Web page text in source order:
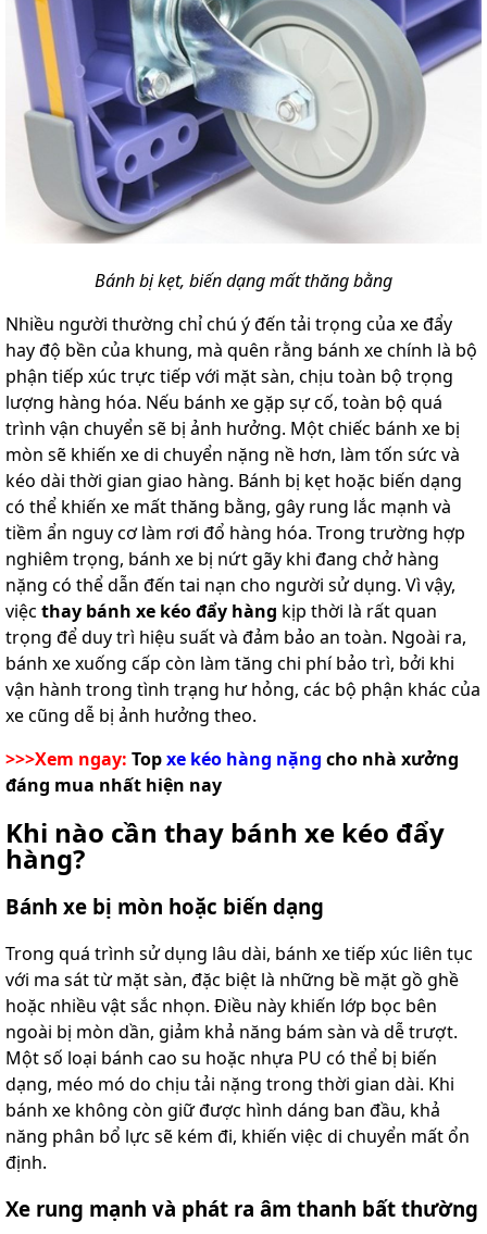
Bánh bị kẹt, biến dạng mất thăng bằng
Nhiều người thường chỉ chú ý đến tải trọng của xe đẩy
hay độ bền của khung, mà quên rằng bánh xe chính là bộ
phận tiếp xúc trực tiếp với mặt sàn, chịu toàn bộ trọng
lượng hàng hóa. Nếu bánh xe gặp sự cố, toàn bộ quá
trình vận chuyển sẽ bị ảnh hưởng. Một chiếc bánh xe bị
mòn sẽ khiến xe di chuyển nặng nề hơn, làm tốn sức và
kéo dài thời gian giao hàng. Bánh bị kẹt hoặc biến dạng
có thể khiến xe mất thăng bằng, gây rung lắc mạnh và
tiềm ẩn nguy cơ làm rơi đổ hàng hóa. Trong trường hợp
nghiêm trọng, bánh xe bị nứt gãy khi đang chở hàng
nặng có thể dẫn đến tai nạn cho người sử dụng. Vì vậy,
việc thay bánh xe kéo đẩy hàng kịp thời là rất quan
trọng để duy trì hiệu suất và đảm bảo an toàn. Ngoài ra,
bánh xe xuống cấp còn làm tăng chi phí bảo trì, bởi khi
vận hành trong tình trạng hư hỏng, các bộ phận khác của
xe cũng dễ bị ảnh hưởng theo.
>>>Xem ngay: Topxe kéo hàng nặng cho nhà xưởng
đáng mua nhất hiện nay
Khi nào cần thay bánh xe kéo đẩy
hàng?
Bánh xe bị mòn hoặc biến dạng
Trong quá trình sử dụng lâu dài, bánh xe tiếp xúc liên tục
với ma sát từ mặt sàn, đặc biệt là những bề mặt gồ ghề
hoặc nhiều vật sắc nhọn. Điều này khiến lớp bọc bên
ngoài bị mòn dần, giảm khả năng bám sàn và dễ trượt.
Một số loại bánh cao su hoặc nhựa PU có thể bị biến
dạng, méo mó do chịu tải nặng trong thời gian dài. Khi
bánh xe không còn giữ được hình dáng ban đầu, khả
năng phân bổ lực sẽ kém đi, khiến việc di chuyển mất ổn
định.
Xe rung mạnh và phát ra âm thanh bất thường